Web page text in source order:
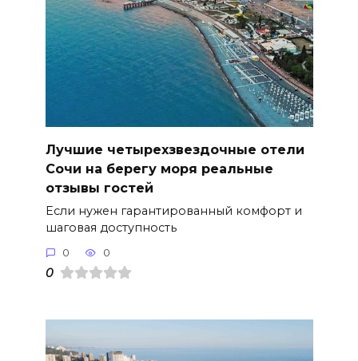
Лучшие четырехзвездочные отели
Сочи на берегу моря реальные
отзывы гостей
Если нужен гарантированный комфорт и
шаговая доступность
0 0
0